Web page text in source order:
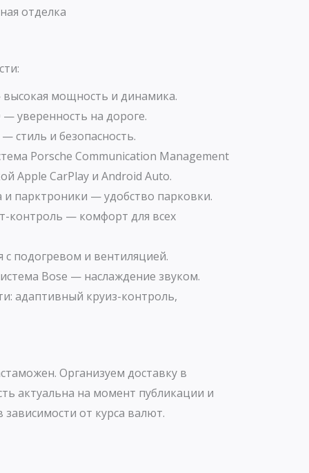
отделка
высокая мощность и динамика.
уверенность на дороге.
стиль и безопасность.
Porsche Communication Management
Apple CarPlay и Android Auto.
и парктроники — удобство парковки.
контроль — комфорт для всех
подогревом и вентиляцией.
Bose — наслаждение звуком.
адаптивный круиз-контроль,
Организуем доставку в
актуальна на момент публикации и
от курса валют.